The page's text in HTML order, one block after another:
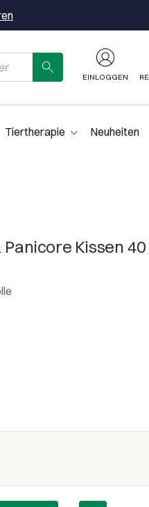
EINLOGGEN
Tiertherapie Neuheiten
Panicore Kissen